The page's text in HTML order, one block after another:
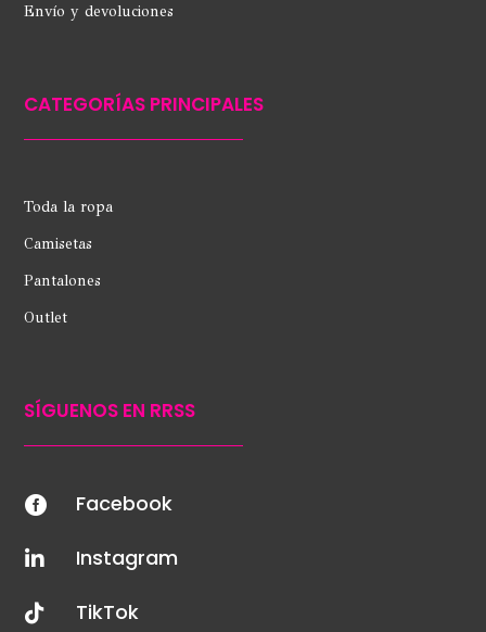
Envío y devoluciones
CATEGORÍAS PRINCIPALES
Toda la ropa
Camisetas
Pantalones
Outlet
SÍGUENOS EN RRSS
 Facebook
 Instagram
 TikTok